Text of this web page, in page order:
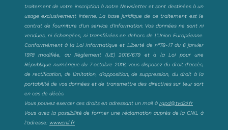
traitement de votre inscription à notre Newsletter et sont destinées à un
usage exclusivement interne. La base juridique de ce traitement est le
contrat de fourniture d’un service d’information. Vos données ne sont ni
vendues, ni échangées, ni transférées en dehors de l’Union Européenne.
Conformément à la Loi Informatique et Liberté de n°78-17 du 6 janvier
1978 modifiée, au Règlement (UE) 2016/679 et à la Loi pour une
République numérique du 7 octobre 2016, vous disposez du droit d’accès,
de rectification, de limitation, d’opposition, de suppression, du droit à la
portabilité de vos données et de transmettre des directives sur leur sort
en cas de décès.
Vous pouvez exercer ces droits en adressant un mail à rgpd@tvdici.fr
Vous avez la possibilité de former une réclamation auprès de la CNIL à
l’adresse: www.cnil.fr